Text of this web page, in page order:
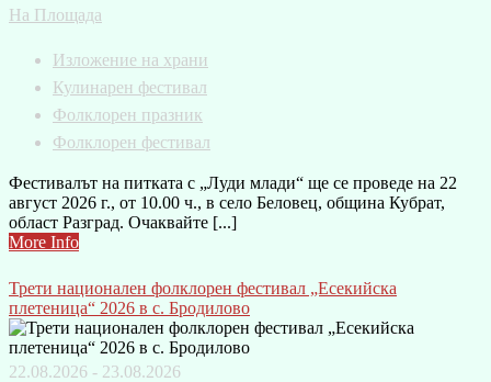
На Площада
Изложение на храни
Кулинарен фестивал
Фолклорен празник
Фолклорен фестивал
Фестивалът на питката с „Луди млади“ ще се проведе на 22
август 2026 г., от 10.00 ч., в село Беловец, община Кубрат,
област Разград. Очаквайте [...]
More Info
Трети национален фолклорен фестивал „Есекийска
плетеница“ 2026 в с. Бродилово
22.08.2026 - 23.08.2026